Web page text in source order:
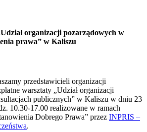
organizacji pozarządowych w
prawa” w Kaliszu
przedstawicieli organizacji
warsztaty „Udział organizacji
publicznych” w Kaliszu w dniu 23
10.30-17.00 realizowane w ramach
Dobrego Prawa” przez INPRIS –
.